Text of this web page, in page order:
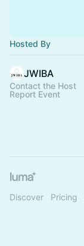
Hosted By
JWIBA
Contact the Host
Report Event
Discover Pricing